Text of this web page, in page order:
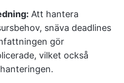
Att hantera
snäva deadlines
gör
vilket också